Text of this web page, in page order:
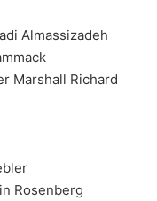
Richard